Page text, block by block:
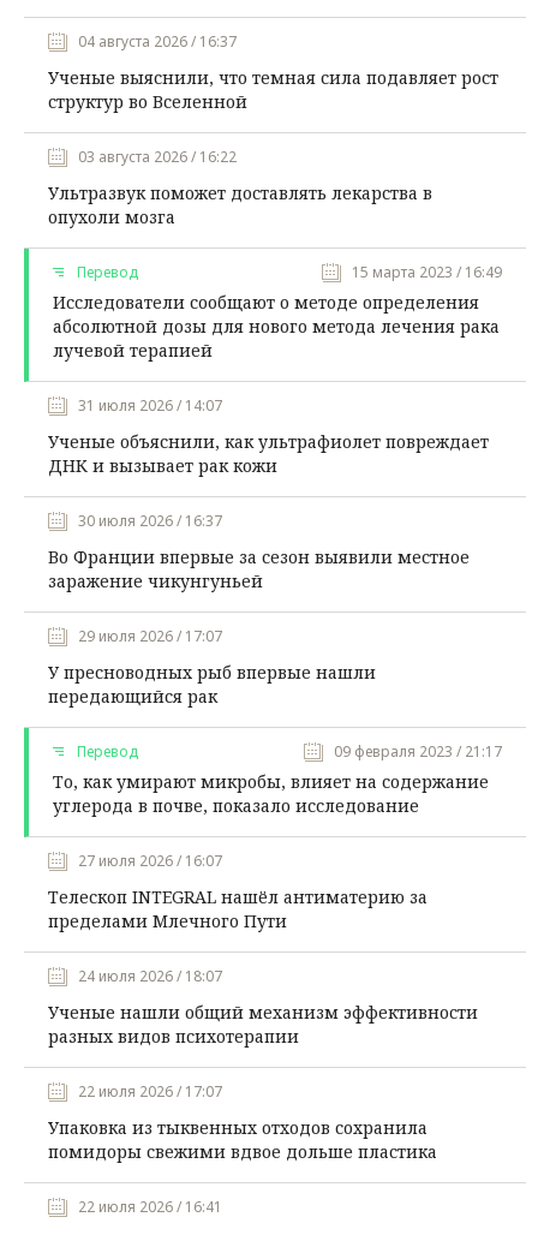
04 августа 2026 / 16:37
Ученые выяснили, что темная сила подавляет рост
структур во Вселенной
03 августа 2026 / 16:22
Ультразвук поможет доставлять лекарства в
опухоли мозга
Перевод 15 марта 2023 / 16:49
Исследователи сообщают о методе определения
абсолютной дозы для нового метода лечения рака
лучевой терапией
31 июля 2026 / 14:07
Ученые объяснили, как ультрафиолет повреждает
ДНК и вызывает рак кожи
30 июля 2026 / 16:37
Во Франции впервые за сезон выявили местное
заражение чикунгуньей
29 июля 2026 / 17:07
У пресноводных рыб впервые нашли
передающийся рак
Перевод 09 февраля 2023 / 21:17
То, как умирают микробы, влияет на содержание
углерода в почве, показало исследование
27 июля 2026 / 16:07
Телескоп INTEGRAL нашёл антиматерию за
пределами Млечного Пути
24 июля 2026 / 18:07
Ученые нашли общий механизм эффективности
разных видов психотерапии
22 июля 2026 / 17:07
Упаковка из тыквенных отходов сохранила
помидоры свежими вдвое дольше пластика
22 июля 2026 / 16:41